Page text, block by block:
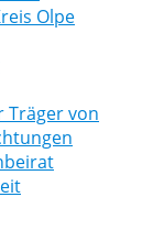
Olpe
von